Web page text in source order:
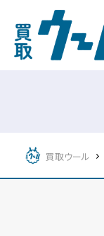
買取ウール